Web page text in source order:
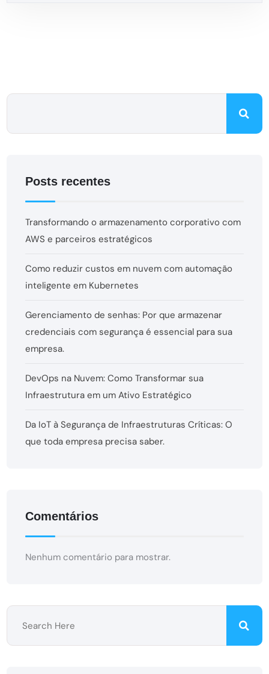
Posts recentes
Transformando o armazenamento corporativo com
AWS e parceiros estratégicos
Como reduzir custos em nuvem com automação
inteligente em Kubernetes
Gerenciamento de senhas: Por que armazenar
credenciais com segurança é essencial para sua
empresa.
DevOps na Nuvem: Como Transformar sua
Infraestrutura em um Ativo Estratégico
Da IoT à Segurança de Infraestruturas Críticas: O
que toda empresa precisa saber.
Comentários
Nenhum comentário para mostrar.